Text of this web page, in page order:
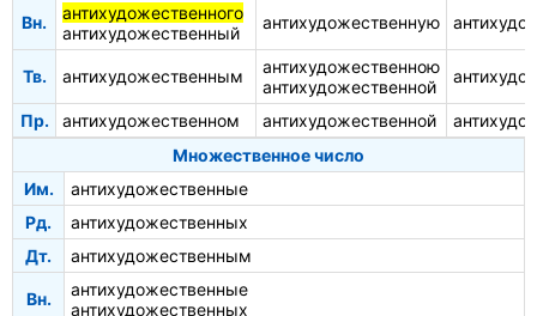
Вн.
антихудожественного
антихудожественный
антихудожественную
Тв. антихудожественным
антихудожественною
антихудожественной
Пр. антихудожественном антихудожественной
Множественное число
Им.
антихудожественные
Рд.
антихудожественных
Дт.
антихудожественным
Вн.
антихудожественные
антихудожественных